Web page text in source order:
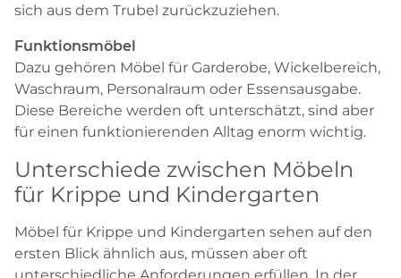
sich aus dem Trubel zurückzuziehen.
Funktionsmöbel
Dazu gehören Möbel für Garderobe, Wickelbereich,
Waschraum, Personalraum oder Essensausgabe.
Diese Bereiche werden oft unterschätzt, sind aber
für einen funktionierenden Alltag enorm wichtig.
Unterschiede zwischen Möbeln
für Krippe und Kindergarten
Möbel für Krippe und Kindergarten sehen auf den
ersten Blick ähnlich aus, müssen aber oft